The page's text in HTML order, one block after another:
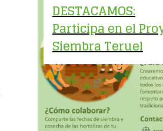
DESTACAMOS:
Participa en el
Siembra Teruel